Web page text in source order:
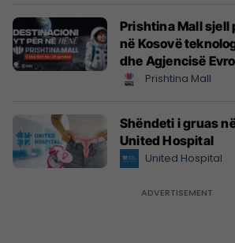
Prishtina Mall sjell
në Kosovë
dhe Agjencisë
Hapësirës (ESA)
Prishtina Mall
Shëndeti i gruas
United Hospital
United Hospital